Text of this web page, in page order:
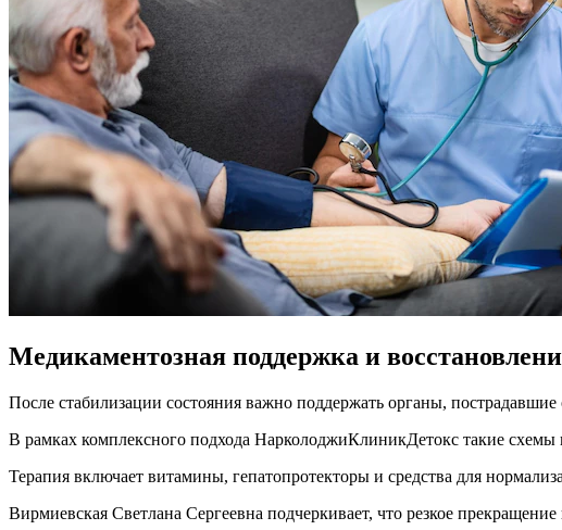
Медикаментозная поддержка и
После стабилизации состояния важно поддержать органы,
В рамках комплексного подхода НарколоджиКлиникДетокс такие
Терапия включает витамины, гепатопротекторы и средства для
Вирмиевская Светлана Сергеевна подчеркивает, что резкое